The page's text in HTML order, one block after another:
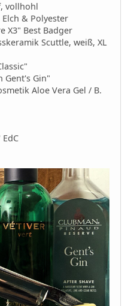
vollhohl
& Polyester
X3" Best Badger
Scuttle, weiß, XL
Gent's Gin"
Aloe Vera Gel / B.